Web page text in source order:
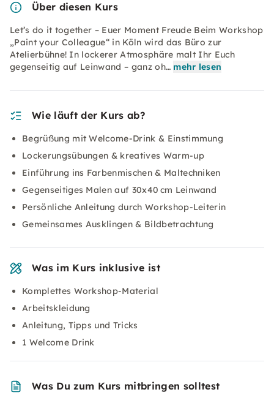
Über diesen Kurs
Let’s do it together – Euer Moment Freude Beim Workshop
„Paint your Colleague“ in Köln wird das Büro zur
Atelierbühne! In lockerer Atmosphäre malt Ihr Euch
gegenseitig auf Leinwand – ganz oh… mehr lesen
Wie läuft der Kurs ab?
Begrüßung mit Welcome-Drink & Einstimmung
Lockerungsübungen & kreatives Warm-up
Einführung ins Farbenmischen & Maltechniken
Gegenseitiges Malen auf 30x40 cm Leinwand
Persönliche Anleitung durch Workshop-Leiterin
Gemeinsames Ausklingen & Bildbetrachtung
Was im Kurs inklusive ist
Komplettes Workshop-Material
Arbeitskleidung
Anleitung, Tipps und Tricks
1 Welcome Drink
Was Du zum Kurs mitbringen solltest